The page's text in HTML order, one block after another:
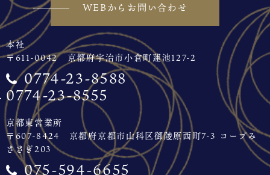
WEBからお問い合わせ
本社
〒611-0042 京都府宇治市小倉町蓮池127-2
0774-23-8588
0774-23-8555
京都東営業所
〒607-8424 京都府京都市山科区御陵原西町7-3 コープみ
ささぎ203
075-594-6655